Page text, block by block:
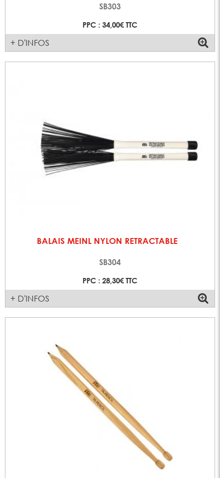
SB303
PPC : 34,00€ TTC
+ D'INFOS
BALAIS MEINL NYLON RETRACTABLE
SB304
PPC : 28,30€ TTC
+ D'INFOS